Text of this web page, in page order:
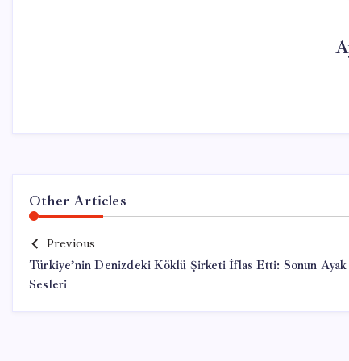
Other Articles
Previous
Türkiye’nin Denizdeki Köklü Şirketi İflas Etti: Sonun Ayak
Sesleri